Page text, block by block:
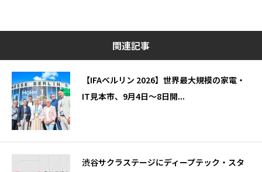
関連記事
【IFAベルリン 2026】世界最大規模の家電・
IT見本市、9月4日～8日開...
渋谷サクラステージにディープテック・スタ